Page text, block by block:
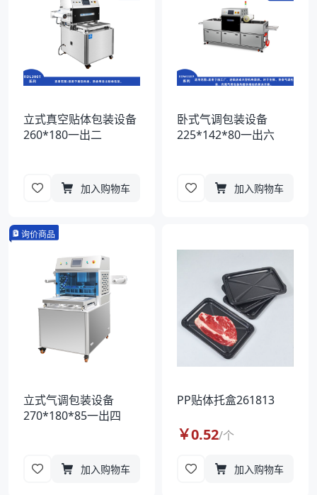
立式真空贴体包装设备
260*180一出二
加入购物车
卧式气调包装设备
225*142*80一出六
加入购物车
询价商品
立式气调包装设备
270*180*85一出四
加入购物车
PP贴体托盒261813
￥0.52/个
加入购物车